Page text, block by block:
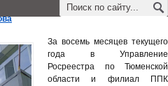
За восемь месяцев текущего
года в Управление
Росреестра по Тюменской
области и филиал ППК